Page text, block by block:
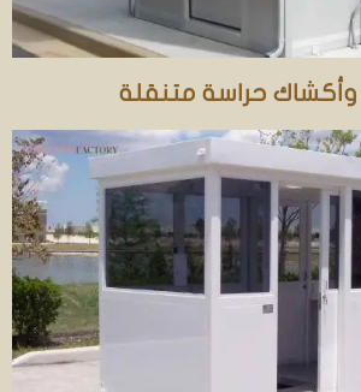
وأكشاك حراسة متنقلة